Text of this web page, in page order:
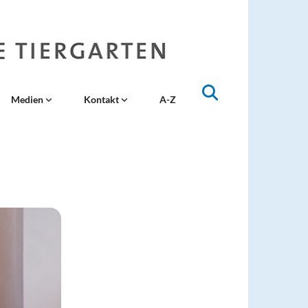
Medien Kontakt A-Z